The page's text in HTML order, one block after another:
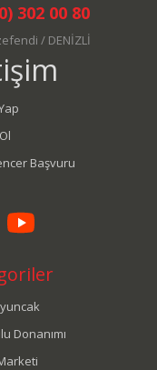
302 00 80
/ DENİZLİ
Başvuru
Donanımı